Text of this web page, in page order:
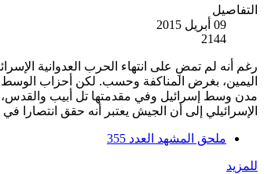
التفاصيل
09 أبريل 2015
2144
رغم أنه لم تمضِ على انتهاء الحرب العدوانية
مدن وسط إسرائيل وفي مقدمتها تل أبيب
الإسرائيلي إلى أن الجيش يعتبر أنه حقق انتصارا
ملحق المشهد العدد 355
للمزيد